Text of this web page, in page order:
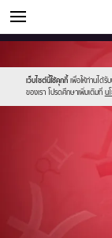
ดูดวง
เว็บไซต์นี้ใช้คุกกี้ เพื่อให้ท่านได้รั
ของเรา โปรดศึกษาเพิ่มเติมที่ น
new-
sanook.png